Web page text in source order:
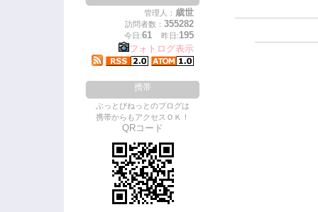
管理人： 歳世
訪問者数： 355282
今日:61 昨日:195
フォトログ表示
携帯
ぶっとびねっとのブログは
携帯からもアクセスＯＫ！
QRコード